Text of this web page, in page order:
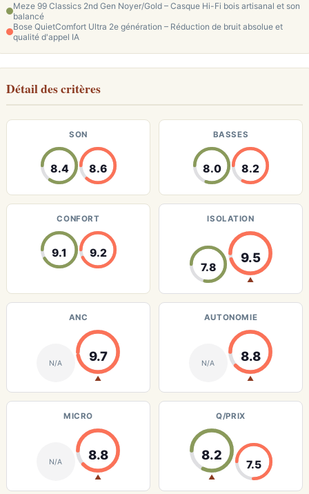
Meze 99 Classics 2nd Gen Noyer/Gold – Casque Hi-Fi bois artisanal et son
balancé
Bose QuietComfort Ultra 2e génération – Réduction de bruit absolue et
qualité d'appel IA
Détail des critères
SON
8.4 8.6
BASSES
8.0 8.2
CONFORT
9.1 9.2
ISOLATION
7.8
9.5
▲
ANC
N/A 9.7
▲
AUTONOMIE
N/A 8.8
▲
MICRO
N/A 8.8
▲
Q/PRIX
8.2
▲
7.5